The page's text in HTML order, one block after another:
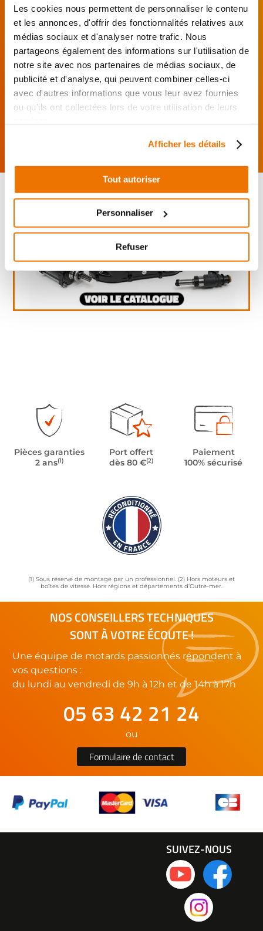
Les cookies nous permettent de personnaliser le contenu
et les annonces, d'offrir des fonctionnalités relatives aux
médias sociaux et d'analyser notre trafic. Nous
partageons également des informations sur l'utilisation de
notre site avec nos partenaires de médias sociaux, de
publicité et d'analyse, qui peuvent combiner celles-ci
avec d'autres informations que vous leur avez fournies
ou qu'ils ont collectées lors de votre utilisation de leurs
Afficher les détails
Tout autoriser
Personnaliser
Refuser
Je choisis mon réparateur et me
présente au garage.
J’effectue ma
commande
directement auprès
du réparateur.
Mes pièces sont livrées et
montées chez le partenaire.
Rechercher par...
Pièces garanties
2 ans(1)
Port offert
dès 80 €(2)
Paiement
100% sécurisé
(1) Sous réserve de montage par un professionnel. (2) Hors moteurs et
boîtes de vitesse. Hors régions et départements d’Outre-mer.
NOS CONSEILLERS TECHNIQUES
SONT À VOTRE ÉCOUTE !
Une équipe de motards passionnés répondent à
vos questions :
du lundi au vendredi de 9h à 12h et de 14h à 17h
05 63 42 21 24
ou
Formulaire de contact
SUIVEZ-NOUS